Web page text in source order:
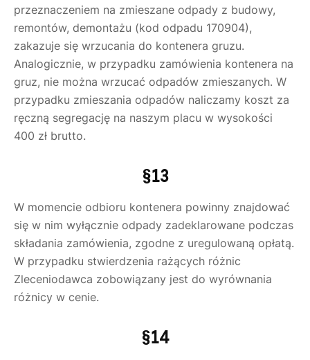
przeznaczeniem na zmieszane odpady z budowy,
remontów, demontażu (kod odpadu 170904),
zakazuje się wrzucania do kontenera gruzu.
Analogicznie, w przypadku zamówienia kontenera na
gruz, nie można wrzucać odpadów zmieszanych. W
przypadku zmieszania odpadów naliczamy koszt za
ręczną segregację na naszym placu w wysokości
400 zł brutto.
§13
W momencie odbioru kontenera powinny znajdować
się w nim wyłącznie odpady zadeklarowane podczas
składania zamówienia, zgodne z uregulowaną opłatą.
W przypadku stwierdzenia rażących różnic
Zleceniodawca zobowiązany jest do wyrównania
różnicy w cenie.
§14